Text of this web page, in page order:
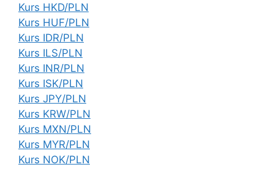
Kurs HKD/PLN
Kurs HUF/PLN
Kurs IDR/PLN
Kurs ILS/PLN
Kurs INR/PLN
Kurs ISK/PLN
Kurs JPY/PLN
Kurs KRW/PLN
Kurs MXN/PLN
Kurs MYR/PLN
Kurs NOK/PLN